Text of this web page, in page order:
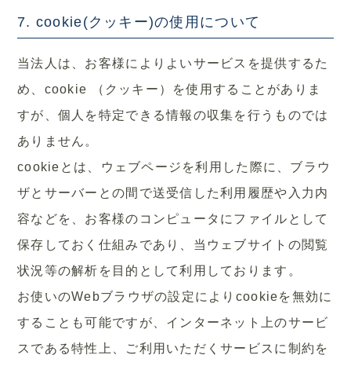
7. cookie(クッキー)の使用について
当法人は、お客様によりよいサービスを提供するた
め、cookie （クッキー）を使用することがありま
すが、個人を特定できる情報の収集を行うものでは
ありません。
cookieとは、ウェブページを利用した際に、ブラウ
ザとサーバーとの間で送受信した利用履歴や入力内
容などを、お客様のコンピュータにファイルとして
保存しておく仕組みであり、当ウェブサイトの閲覧
状況等の解析を目的として利用しております。
お使いのWebブラウザの設定によりcookieを無効に
することも可能ですが、インターネット上のサービ
スである特性上、ご利用いただくサービスに制約を